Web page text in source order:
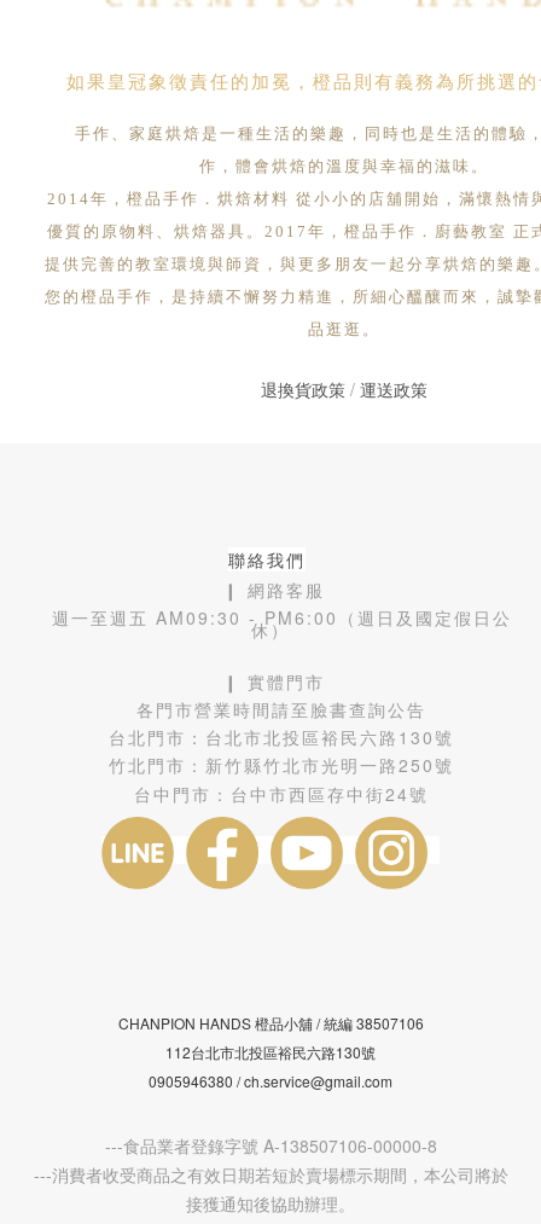
如果皇冠象徵責任的加冕，橙品則有義務為所挑選
手作、家庭烘焙是一種生活的樂趣，同時也是生活的體驗
作，體會烘焙的溫度與幸福的滋味。
2014年，橙品手作．烘焙材料 從小小的店舖開始，滿懷熱情
優質的原物料、烘焙器具。2017年，橙品手作．廚藝教室 正
提供完善的教室環境與師資，與更多朋友一起分享烘焙的樂趣
您的橙品手作，是持續不懈努力精進，所細心醞釀而來，誠摯
品逛逛。
退換貨政策/ 運送政策
聯絡我們
❙ 網路客服
週一至週五 AM09:30 - PM6:00（週日及國定假日公
休）
❙ 實體門市
各門市營業時間請至臉書查詢公告
台北門市： 台北市北投區裕民六路130號
竹北門市： 新竹縣竹北市光明一路250號
台中門市： 台中市西區存中街24號
CHANPION HANDS 橙品小舖 /統編38507106
112台北市北投區裕民六路130號
0905946380 / ch.service@gmail.com
---食品業者登錄字號 A-138507106-00000-8
---消費者收受商品之有效日期若短於賣場標示期間，本公司將於
接獲通知後協助辦理。